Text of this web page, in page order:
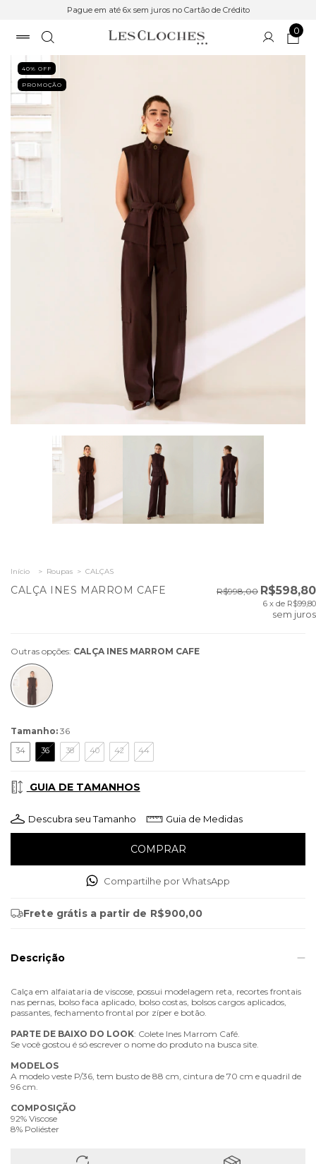
Pague em até 6x sem juros no Cartão de Crédito
0
40% OFF
PROMOÇÃO
Início > Roupas > CALÇAS
CALÇA INES MARROM CAFE R$998,00 R$598,80
6 x de R$99,80
sem juros
Outras opções: CALÇA INES MARROM CAFE
Tamanho: 36
34 36 38 40 42 44
GUIA DE TAMANHOS
Descubra seu Tamanho Guia de Medidas
Compartilhe por WhatsApp
Frete grátis a partir de R$900,00
Descrição
Calça em alfaiataria de viscose, possui modelagem reta, recortes frontais
nas pernas, bolso faca aplicado, bolso costas, bolsos cargos aplicados,
passantes, fechamento frontal por zíper e botão.
PARTE DE BAIXO DO LOOK: Colete Ines Marrom Café.
Se você gostou é só escrever o nome do produto na busca site.
MODELOS
A modelo veste P/36, tem busto de 88 cm, cintura de 70 cm e quadril de
96 cm.
COMPOSIÇÃO
92% Viscose
8% Poliéster